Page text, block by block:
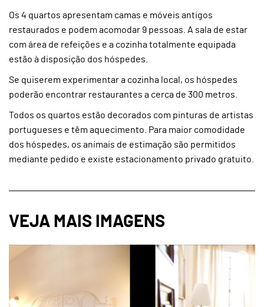
Os 4 quartos apresentam camas e móveis antigos
restaurados e podem acomodar 9 pessoas. A sala de estar
com área de refeições e a cozinha totalmente equipada
estão à disposição dos hóspedes.
Se quiserem experimentar a cozinha local, os hóspedes
poderão encontrar restaurantes a cerca de 300 metros.
Todos os quartos estão decorados com pinturas de artistas
portugueses e têm aquecimento. Para maior comodidade
dos hóspedes, os animais de estimação são permitidos
mediante pedido e existe estacionamento privado gratuito.